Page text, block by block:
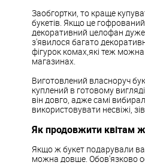
Заобгортки, то краще
букетів. Якщо це
декоративний целофан дуже
з'явилося багато
фігурок комах,які теж
магазинах.
Виготовлений власноруч
куплений в готовому
він довго, адже самі
використовувати несвіжі,
Як продовжити квітам
Якщо ж букет подарували
можна довше. Обов'язково